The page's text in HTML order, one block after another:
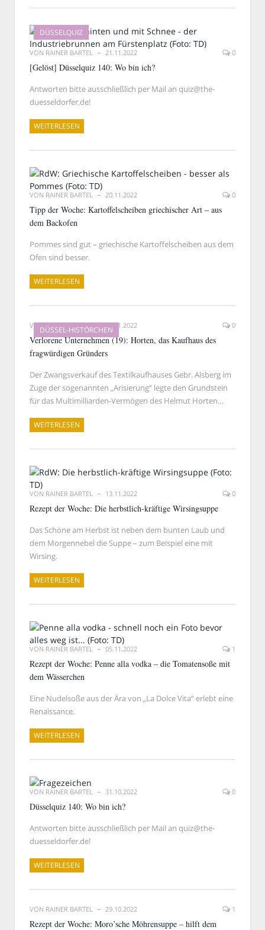
DÜSSELQUIZ
VON RAINER BARTEL 21.11.2022 0
[Gelöst] Düsselquiz 140: Wo bin ich?
Antworten bitte ausschließlich per Mail an quiz@the-
duesseldorfer.de!
WEITERLESEN
VON RAINER BARTEL 20.11.2022 0
Tipp der Woche: Kartoffelscheiben griechischer Art – aus
dem Backofen
Pommes sind gut – griechische Kartoffelscheiben aus dem
Ofen sind besser.
WEITERLESEN
DÜSSEL-HISTÖRCHEN
VONRAINER BARTEL 19.11.2022 0
Verlorene Unternehmen (19): Horten, das Kaufhaus des
fragwürdigen Gründers
Der Zwangsverkauf des Textilkaufhauses Gebr. Alsberg im
Zuge der sogenannten „Arisierung“ legte den Grundstein
für das Multimilliarden-Vermögen des Helmut Horten…
WEITERLESEN
VON RAINER BARTEL 13.11.2022 0
Rezept der Woche: Die herbstlich-kräftige Wirsingsuppe
Das Schöne am Herbst ist neben dem bunten Laub und
dem Morgennebel die Suppe – zum Beispiel eine mit
Wirsing.
WEITERLESEN
VON RAINER BARTEL 05.11.2022 1
Rezept der Woche: Penne alla vodka – die Tomatensoße mit
dem Wässerchen
Eine Nudelsoße aus der Ära von „La Dolce Vita“ erlebt eine
Renaissance.
WEITERLESEN
VON RAINER BARTEL 31.10.2022 0
Düsselquiz 140: Wo bin ich?
Antworten bitte ausschließlich per Mail an quiz@the-
duesseldorfer.de!
WEITERLESEN
VON RAINER BARTEL 29.10.2022 1
Rezept der Woche: Moro’sche Möhrensuppe – hilft dem